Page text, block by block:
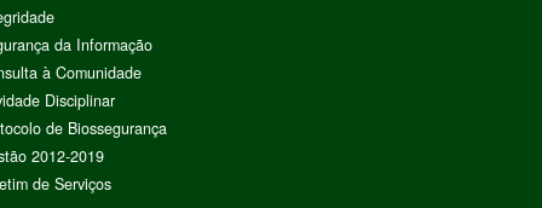
da Informação
à Comunidade
Disciplinar
de Biossegurança
2012-2019
de Serviços